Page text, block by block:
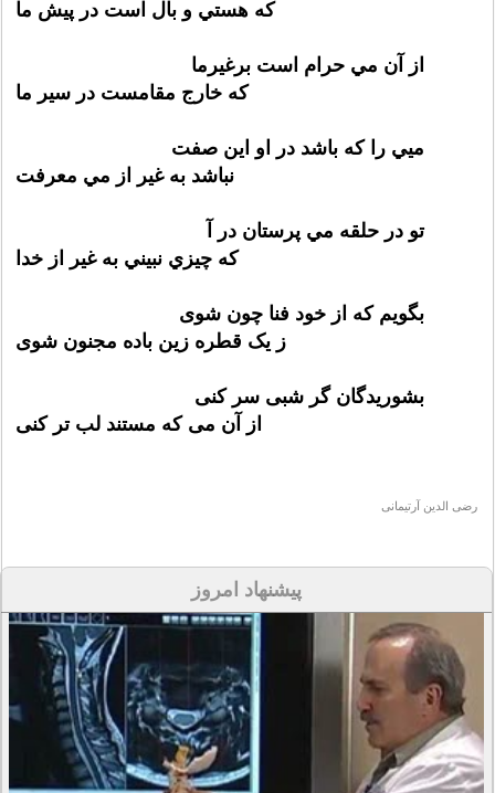
كه هستي و بال است در پيش ما
از آن مي حرام است برغيرما
كه خارج مقامست در سير ما
ميي را كه باشد در او اين صفت
نباشد به غير از مي معرفت
تو در حلقه مي پرستان در آ
كه چيزي نبيني به غير از خدا
بگویم که از خود فنا چون شوی
ز یک قطره زین باده مجنون شوی
بشوریدگان گر شبی سر کنی
از آن می که مستند لب تر کنی
رضی الدین آرتیمانی
پیشنهاد امروز